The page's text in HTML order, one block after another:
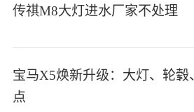
传祺M8大灯进水厂家不处理
宝马X5焕新升级：大灯、轮毂
点